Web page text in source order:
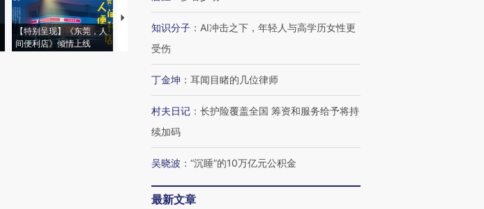
【特别呈现】《东莞，人
间便利店》倾情上线
【推广】走进第四届链博
会，让数智科技“链”接产
【特别呈现】寻找100种
CFO：不靠规模取胜，华
知识分子 ： AI冲击之下，年轻人与高学历女性更
受伤
丁金坤 ： 耳闻目睹的几位律师
村夫日记 ： 长护险覆盖全国 筹资和服务给予将持
续加码
吴晓波 ： “沉睡”的10万亿元公积金
最新文章